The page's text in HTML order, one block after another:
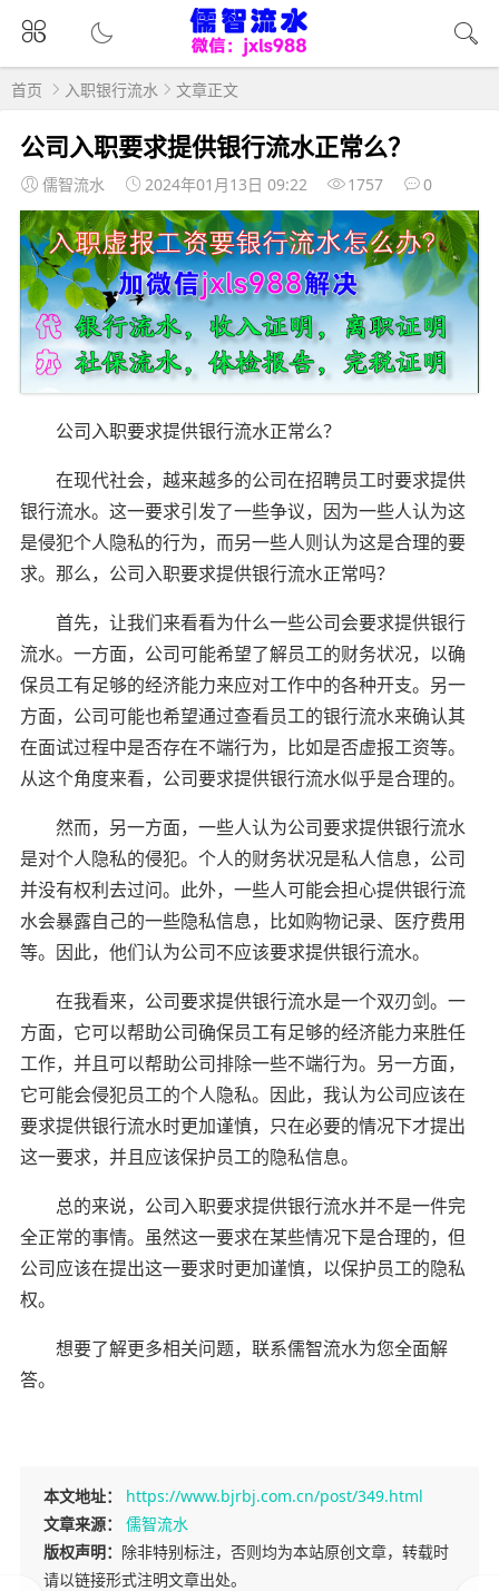
首页 入职银行流水 文章正文
公司入职要求提供银行流水正常么？
儒智流水 2024年01月13日 09:22 1757 0
公司入职要求提供银行流水正常么？
在现代社会，越来越多的公司在招聘员工时要求提供
银行流水。这一要求引发了一些争议，因为一些人认为这
是侵犯个人隐私的行为，而另一些人则认为这是合理的要
求。那么，公司入职要求提供银行流水正常吗？
首先，让我们来看看为什么一些公司会要求提供银行
流水。一方面，公司可能希望了解员工的财务状况，以确
保员工有足够的经济能力来应对工作中的各种开支。另一
方面，公司可能也希望通过查看员工的银行流水来确认其
在面试过程中是否存在不端行为，比如是否虚报工资等。
从这个角度来看，公司要求提供银行流水似乎是合理的。
然而，另一方面，一些人认为公司要求提供银行流水
是对个人隐私的侵犯。个人的财务状况是私人信息，公司
并没有权利去过问。此外，一些人可能会担心提供银行流
水会暴露自己的一些隐私信息，比如购物记录、医疗费用
等。因此，他们认为公司不应该要求提供银行流水。
在我看来，公司要求提供银行流水是一个双刃剑。一
方面，它可以帮助公司确保员工有足够的经济能力来胜任
工作，并且可以帮助公司排除一些不端行为。另一方面，
它可能会侵犯员工的个人隐私。因此，我认为公司应该在
要求提供银行流水时更加谨慎，只在必要的情况下才提出
这一要求，并且应该保护员工的隐私信息。
总的来说，公司入职要求提供银行流水并不是一件完
全正常的事情。虽然这一要求在某些情况下是合理的，但
公司应该在提出这一要求时更加谨慎，以保护员工的隐私
权。
想要了解更多相关问题，联系儒智流水为您全面解
答。
本文地址：
https://www.bjrbj.com.cn/post/349.html
文章来源：
儒智流水
版权声明： 除非特别标注，否则均为本站原创文章，转载时
请以链接形式注明文章出处。